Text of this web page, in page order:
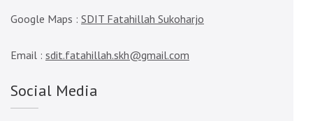
Google Maps : SDIT Fatahillah Sukoharjo
Email : sdit.fatahillah.skh@gmail.com
Social Media